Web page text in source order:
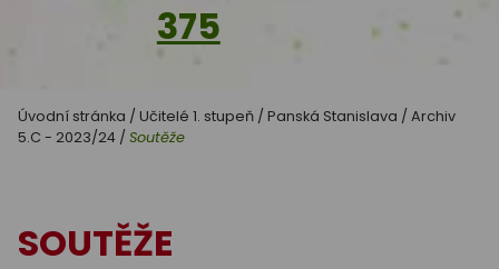
375
Úvodní stránka / Učitelé 1. stupeň / Panská Stanislava / Archiv
5.C - 2023/24 / Soutěže
SOUTĚŽE